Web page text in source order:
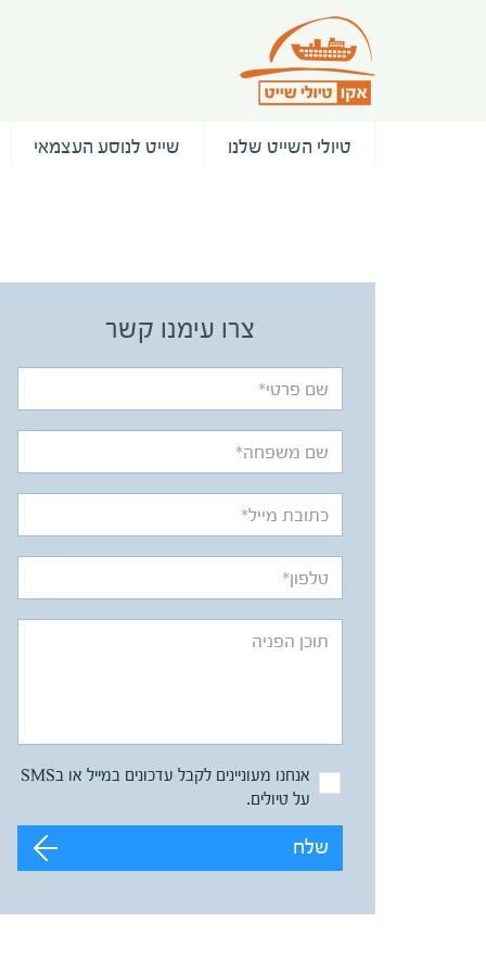
טיולי השייט שלנו שייט לנוסע העצמאי
צרו עימנו קשר
אנחנו מעוניינים לקבל עדכונים במייל או בSMS
על טיולים.
שלח